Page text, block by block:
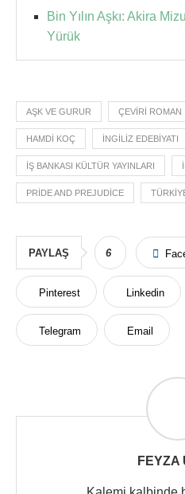
Bin Yılın Aşkı: Akira
Yürük
AŞK VE GURUR ÇEVIRI ROMAN
HAMDI KOÇ İNGILIZ EDEBIYATI
IŞ BANKASI KÜLTÜR YAYINLARI
PRIDE AND PREJUDICE
PAYLAŞ 6
Pinterest Linkedin
Telegram Email
FEYZA